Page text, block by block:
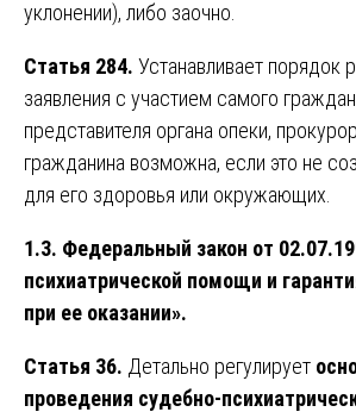
уклонении), либо заочно.
Статья 284. Устанавливает порядок
заявления с участием самого
представителя органа опеки,
гражданина возможна, если это не
для его здоровья или окружающих.
1.3. Федеральный закон от
психиатрической помощи и
при ее оказании».
Статья 36. Детально регулирует
проведения судебно-